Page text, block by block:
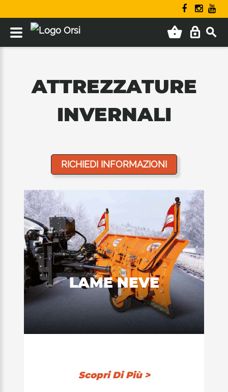
ATTREZZATURE
INVERNALI
RICHIEDI INFORMAZIONI
LAME NEVE
Scopri Di Più >